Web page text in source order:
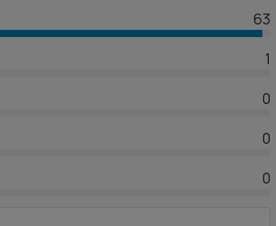
63
1
0
0
0